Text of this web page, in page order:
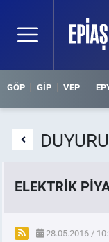
GÖP GİP VEP
ELEKTRİK
SPOT ELEKTRİK
28.05.2016 /